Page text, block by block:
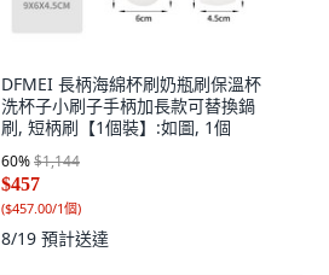
DFMEI 長柄海綿杯刷奶瓶刷保溫杯
洗杯子小刷子手柄加長款可替換鍋
刷, 短柄刷【1個裝】:如圖, 1個
60%$1,144
$457
($457.00/1個)
8/19 預計送達